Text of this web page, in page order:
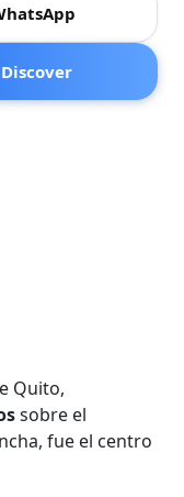
Quito,
sobre el
fue el centro